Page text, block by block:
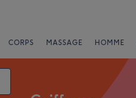
CORPS MASSAGE HOMME